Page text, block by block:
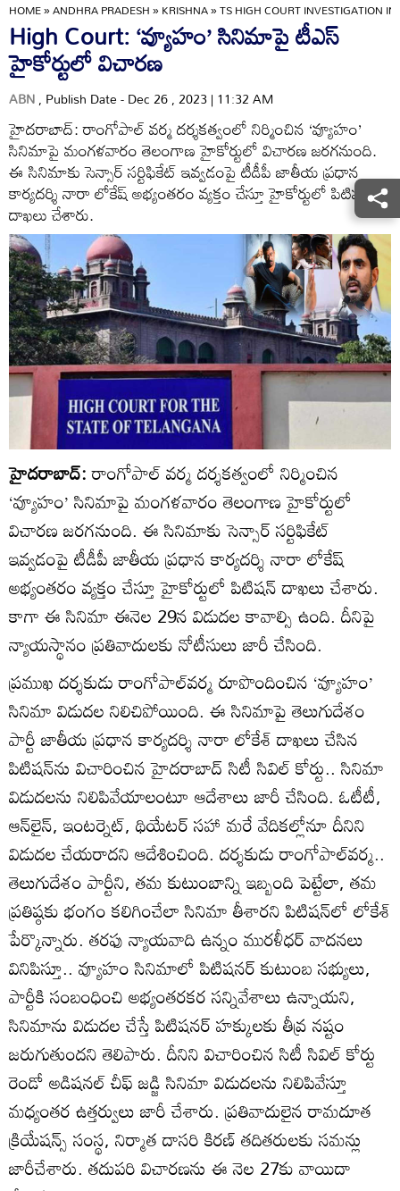
HOME»ANDHRA PRADESH»KRISHNA»TS HIGH COURT INVESTIGATION
High Court: ‘వ్యూహం’ సినిమాపై టీఎస్
హైకోర్టులో విచారణ
ABN, Publish Date - Dec 26 , 2023 | 11:32 AM
హైదరాబాద్: రాంగోపాల్ వర్మ దర్శకత్వంలో నిర్మించిన ‘వ్యూహం’
సినిమాపై మంగళవారం తెలంగాణ హైకోర్టులో విచారణ జరగనుంది.
ఈ సినిమాకు సెన్సార్ సర్టిఫికేట్ ఇవ్వడంపై టీడీపీ జాతీయ ప్రధాన
కార్యదర్శి నారా లోకేష్ అభ్యంతరం వ్యక్తం చేస్తూ హైకోర్టులో పిటిషన్
దాఖలు చేశారు.
హైదరాబాద్:రాంగోపాల్ వర్మ దర్శకత్వంలో నిర్మించిన
‘వ్యూహం’ సినిమాపై మంగళవారం తెలంగాణ హైకోర్టులో
విచారణ జరగనుంది. ఈ సినిమాకు సెన్సార్ సర్టిఫికేట్
ఇవ్వడంపై టీడీపీ జాతీయ ప్రధాన కార్యదర్శి నారా లోకేష్
అభ్యంతరం వ్యక్తం చేస్తూ హైకోర్టులో పిటిషన్ దాఖలు చేశారు.
కాగా ఈ సినిమా ఈనెల 29న విడుదల కావాల్సి ఉంది. దీనిపై
న్యాయస్థానం ప్రతివాదులకు నోటీసులు జారీ చేసింది.
ప్రముఖ దర్శకుడు రాంగోపాల్‌వర్మ రూపొందించిన ‘వ్యూహం’
సినిమా విడుదల నిలిచిపోయింది. ఈ సినిమాపై తెలుగుదేశం
పార్టీ జాతీయ ప్రధాన కార్యదర్శి నారా లోకేశ్‌ దాఖలు చేసిన
పిటిషన్‌ను విచారించిన హైదరాబాద్‌ సిటీ సివిల్‌ కోర్టు.. సినిమా
విడుదలను నిలిపివేయాలంటూ ఆదేశాలు జారీ చేసింది. ఓటీటీ,
ఆన్‌లైన్‌, ఇంటర్నెట్‌, థియేటర్‌ సహా మరే వేదికల్లోనూ దీనిని
విడుదల చేయరాదని ఆదేశించింది. దర్శకుడు రాంగోపాల్‌వర్మ..
తెలుగుదేశం పార్టీని, తమ కుటుంబాన్ని ఇబ్బంది పెట్టేలా, తమ
ప్రతిష్ఠకు భంగం కలిగించేలా సినిమా తీశారని పిటిషన్‌లో లోకేశ్‌
పేర్కొన్నారు. తరఫు న్యాయవాది ఉన్నం మురళీధర్‌ వాదనలు
వినిపిస్తూ.. వ్యూహం సినిమాలో పిటిషనర్‌ కుటుంబ సభ్యులు,
పార్టీకి సంబంధించి అభ్యంతరకర సన్నివేశాలు ఉన్నాయని,
సినిమాను విడుదల చేస్తే పిటిషనర్‌ హక్కులకు తీవ్ర నష్టం
జరుగుతుందని తెలిపారు. దీనిని విచారించిన సిటీ సివిల్‌ కోర్టు
రెండో అడిషనల్‌ చీఫ్‌ జడ్జి సినిమా విడుదలను నిలిపివేస్తూ
మధ్యంతర ఉత్తర్వులు జారీ చేశారు. ప్రతివాదులైన రామదూత
క్రియేషన్స్‌ సంస్థ, నిర్మాత దాసరి కిరణ్‌ తదితరులకు సమన్లు
జారీచేశారు. తదుపరి విచారణను ఈ నెల 27కు వాయిదా